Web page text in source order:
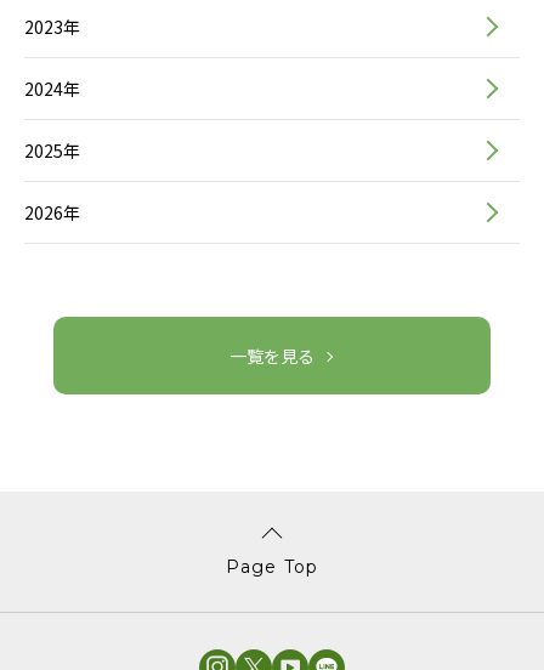
2023年
2024年
2025年
2026年
一覧を見る
Page Top